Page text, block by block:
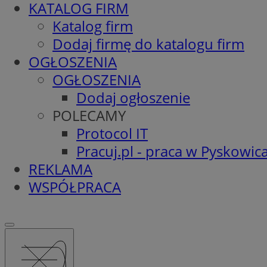
KATALOG FIRM
Katalog firm
Dodaj firmę do katalogu firm
OGŁOSZENIA
OGŁOSZENIA
Dodaj ogłoszenie
POLECAMY
Protocol IT
Pracuj.pl - praca w
REKLAMA
WSPÓŁPRACA